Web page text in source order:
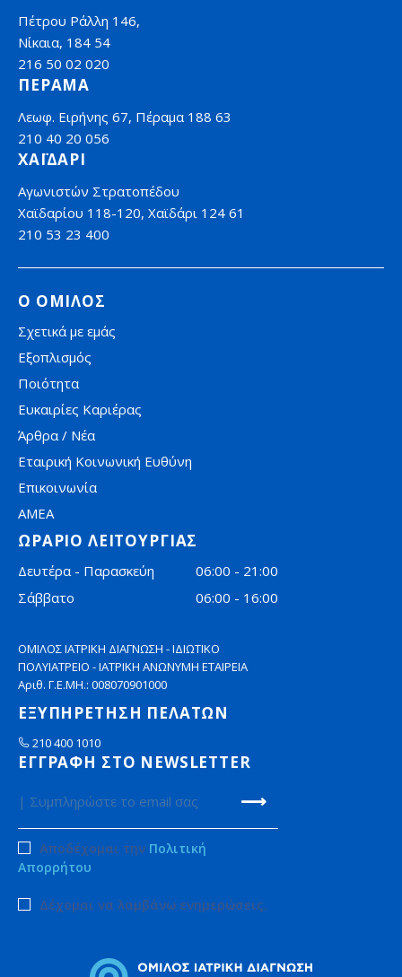
Πέτρου Ράλλη 146,
Νίκαια, 184 54
216 50 02 020
ΠΕΡΑΜΑ
Λεωφ. Ειρήνης 67, Πέραμα 188 63
210 40 20 056
ΧΑΪΔΑΡΙ
Αγωνιστών Στρατοπέδου
Χαϊδαρίου 118-120, Χαϊδάρι 124 61
210 53 23 400
Ο ΟΜΙΛΟΣ
Σχετικά με εμάς
Εξοπλισμός
Ποιότητα
Ευκαιρίες Καριέρας
Άρθρα / Νέα
Εταιρική Κοινωνική Ευθύνη
Επικοινωνία
AMEA
ΩΡΑΡΙΟ ΛΕΙΤΟΥΡΓΙΑΣ
Δευτέρα - Παρασκεύη
06:00 - 21:00
Σάββατο
06:00 - 16:00
ΟΜΙΛΟΣ ΙΑΤΡΙΚΗ ΔΙΑΓΝΩΣΗ - ΙΔΙΩΤΙΚΟ
ΠΟΛΥΙΑΤΡΕΙΟ - ΙΑΤΡΙΚΗ ΑΝΩΝΥΜΗ ΕΤΑΙΡΕΙΑ
Αριθ. Γ.Ε.ΜΗ.: 008070901000
ΕΞΥΠΗΡΕΤΗΣΗ ΠΕΛΑΤΩΝ
210 400 1010
ΕΓΓΡΑΦΗ ΣΤΟ NEWSLETTER
Αποδέχομαι την Πολιτική
Απορρήτου
Δέχομαι να λαμβάνω ενημερώσεις.